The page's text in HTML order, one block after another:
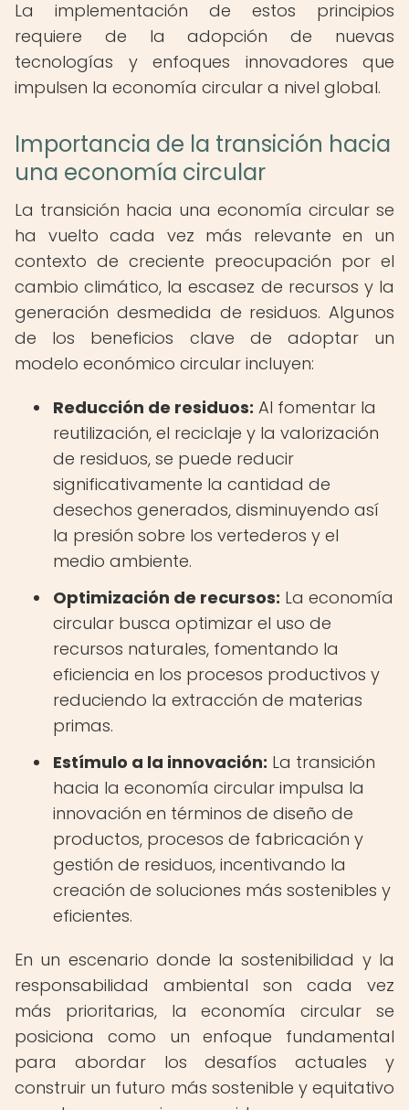
La implementación de estos principios
requiere de la adopción de nuevas
tecnologías y enfoques innovadores que
impulsen la economía circular a nivel global.
Importancia de la transición hacia
una economía circular
La transición hacia una economía circular se
ha vuelto cada vez más relevante en un
contexto de creciente preocupación por el
cambio climático, la escasez de recursos y la
generación desmedida de residuos. Algunos
de los beneficios clave de adoptar un
modelo económico circular incluyen:
Reducción de residuos: Al fomentar la
reutilización, el reciclaje y la valorización
de residuos, se puede reducir
significativamente la cantidad de
desechos generados, disminuyendo así
la presión sobre los vertederos y el
medio ambiente.
Optimización de recursos: La economía
circular busca optimizar el uso de
recursos naturales, fomentando la
eficiencia en los procesos productivos y
reduciendo la extracción de materias
primas.
Estímulo a la innovación: La transición
hacia la economía circular impulsa la
innovación en términos de diseño de
productos, procesos de fabricación y
gestión de residuos, incentivando la
creación de soluciones más sostenibles y
eficientes.
En un escenario donde la sostenibilidad y la
responsabilidad ambiental son cada vez
más prioritarias, la economía circular se
posiciona como un enfoque fundamental
para abordar los desafíos actuales y
construir un futuro más sostenible y equitativo